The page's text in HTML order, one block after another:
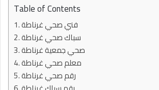
Table of Contents
سباك صحي غرناطة
معلم صحي غرناطة